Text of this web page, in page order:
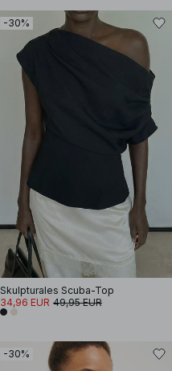
-30%
Skulpturales Scuba-Top
34,96 EUR 49,95 EUR
-30%